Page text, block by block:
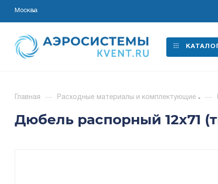
Москва
Главная — Расходные материалы и комплектующие —
Дюбель распорный 12x71